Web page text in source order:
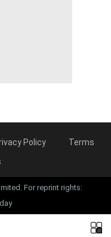
Policy
Terms
For reprint rights: